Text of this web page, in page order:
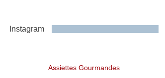
Instagram
Assiettes Gourmandes